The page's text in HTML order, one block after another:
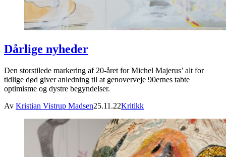
Dårlige nyheder
Den storstilede markering af 20-året for Michel Majerus’ alt for
tidlige død giver anledning til at genoverveje 90ernes tabte
optimisme og dystre begyndelser.
Av Kristian Vistrup Madsen25.11.22Kritikk